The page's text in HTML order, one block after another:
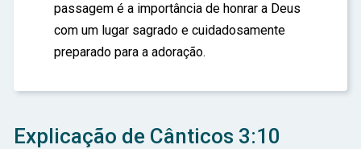
passagem é a importância de honrar a Deus
com um lugar sagrado e cuidadosamente
preparado para a adoração.
Explicação de Cânticos 3:10